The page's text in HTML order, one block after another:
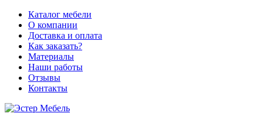
Каталог мебели
О компании
Доставка и оплата
Как заказать?
Материалы
Наши работы
Отзывы
Контакты